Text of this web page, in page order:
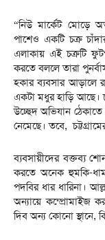
“নিউ মার্কেট মোড়ে
পাশেও একটি চক্র
এলাকায় এই চক্রটি
করতে বললে তারা
হকার ব্যবসার আড়ালে
একটা মধুর হাড়ি আছে।
উচ্ছেদ অভিযান
নেমেছে। তবে,
ব্যবসায়ীদের বক্তব্য
করতে অনেক হুমকি-
পদবির ধার ধারিনা।
অন্যায়ে কম্প্রোমাইজ
দিব অন্য কোনো স্থানে,